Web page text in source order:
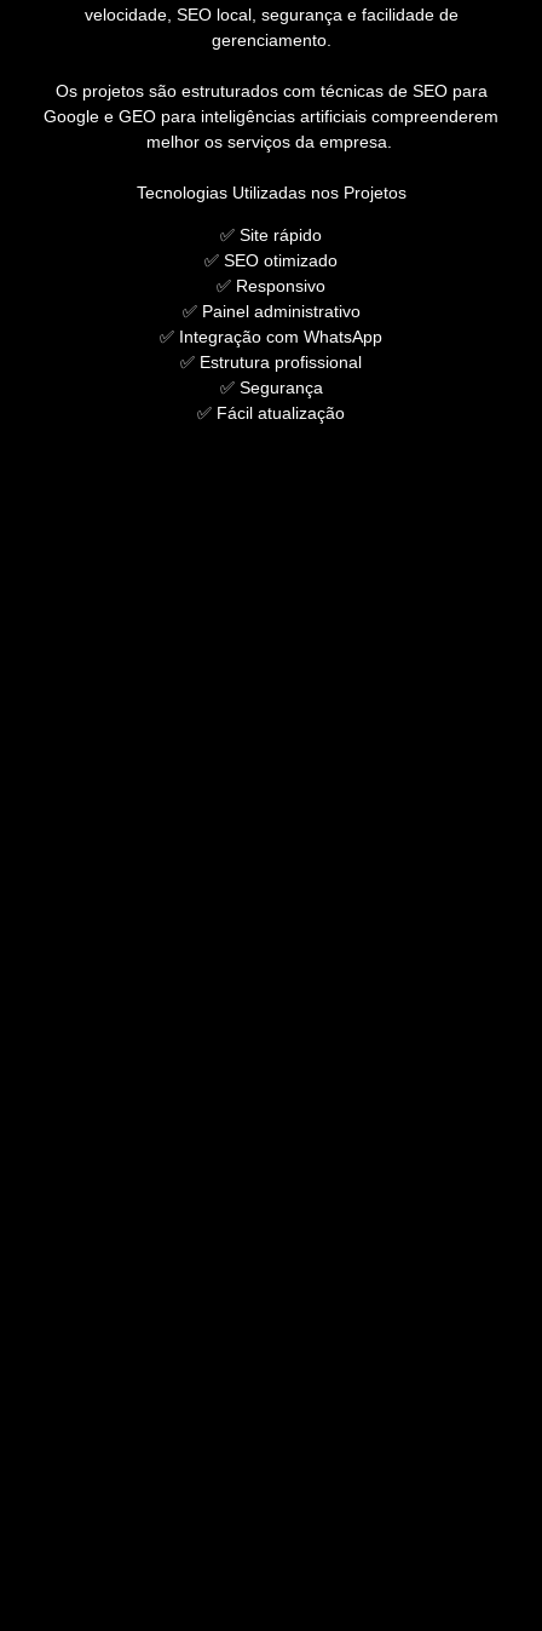
velocidade, SEO local, segurança e facilidade de
gerenciamento.
Os projetos são estruturados com técnicas de SEO para
Google e GEO para inteligências artificiais compreenderem
melhor os serviços da empresa.
Tecnologias Utilizadas nos Projetos
✅ Site rápido
✅ SEO otimizado
✅ Responsivo
✅ Painel administrativo
✅ Integração com WhatsApp
✅ Estrutura profissional
✅ Segurança
✅ Fácil atualização